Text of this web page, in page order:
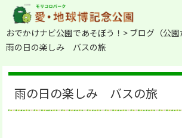
おでかけナビ公園であそぼう！
ブログ（公園
雨の日の楽しみ バスの旅
雨の日の楽しみ バスの旅